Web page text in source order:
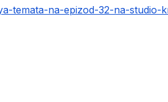
temata-na-epizod-32-na-studio-